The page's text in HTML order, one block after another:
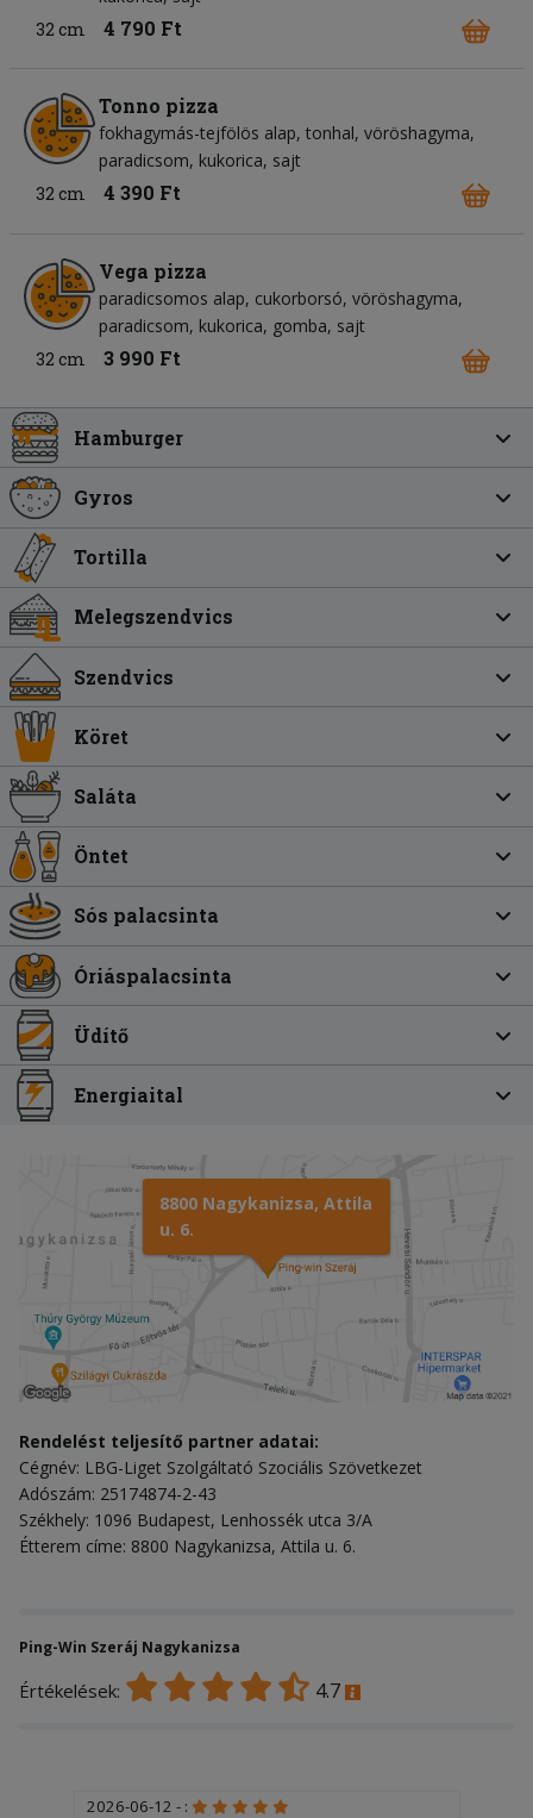
32 cm
4 790 Ft
Tonno pizza
fokhagymás-tejfölös alap tonhal vöröshagyma
paradicsom kukorica sajt
32 cm
4 390 Ft
Vega pizza
paradicsomos alap cukorborsó vöröshagyma
paradicsom kukorica gomba sajt
32 cm
3 990 Ft
Hamburger
Gyros
Tortilla
Melegszendvics
Szendvics
Köret
Saláta
Öntet
Sós palacsinta
Óriáspalacsinta
Üdítő
Energiaital
8800 Nagykanizsa, Attila
u. 6.
Rendelést teljesítő partner adatai:
Cégnév: LBG-Liget Szolgáltató Szociális Szövetkezet
Adószám: 25174874-2-43
Székhely: 1096 Budapest, Lenhossék utca 3/A
Étterem címe: 8800 Nagykanizsa, Attila u. 6.
Ping-Win Szeráj Nagykanizsa
Értékelések: 4.7
2026-06-12 - :